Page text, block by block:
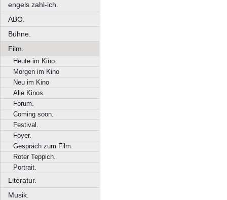
engels zahl-ich.
ABO.
Bühne.
Film.
Heute im Kino
Morgen im Kino
Neu im Kino
Alle Kinos.
Forum.
Coming soon.
Festival.
Foyer.
Gespräch zum Film.
Roter Teppich.
Portrait.
Literatur.
Musik.